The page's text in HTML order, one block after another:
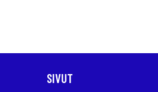
SIVUT